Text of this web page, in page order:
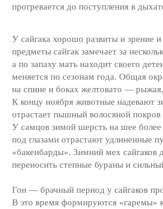
прогревается до поступления в
У сайгака хорошо развиты и зрение
предметы сайгак замечает за
а по запаху мать находит своего
меняется по сезонам года. Общая
на спине и боках желтовато —
К концу ноября животные надевают
отрастает пышный волосяной покров
У самцов зимой шерсть на шее более
под глазами отрастают удлиненные
«бакенбарды». Зимний мех сайгаков
переносить степные бураны и
Гон — брачный период у сайгаков
В это время формируются «гаремы»